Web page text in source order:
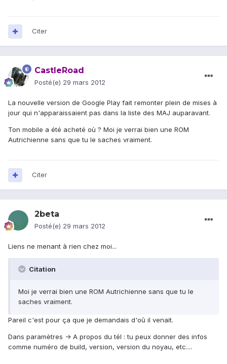
Citer
CastleRoad
Posté(e) 29 mars 2012
La nouvelle version de Google Play fait remonter plein de mises à
jour qui n'apparaissaient pas dans la liste des MAJ auparavant.
Ton mobile a été acheté où ? Moi je verrai bien une ROM
Autrichienne sans que tu le saches vraiment.
Citer
2beta
Posté(e) 29 mars 2012
Liens ne menant à rien chez moi...
Citation
Moi je verrai bien une ROM Autrichienne sans que tu le
saches vraiment.
Pareil c'est pour ça que je demandais d'oû il venait.
Dans paramètres -> A propos du tél : tu peux donner des infos
comme numéro de build, version, version du noyau, etc....